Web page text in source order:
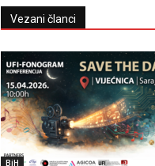
Vezani članci
BiH